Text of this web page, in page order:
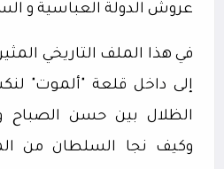
عروش الدولة العباسية و
في هذا الملف التاريخي
إلى داخل قلعة "ألموت"
الظلال بين حسن الصباح
وكيف نجا السلطان من